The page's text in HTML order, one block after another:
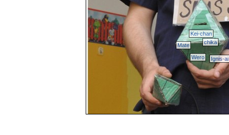
chika
Ignis-ai
Kei-chan
Mate
Wero